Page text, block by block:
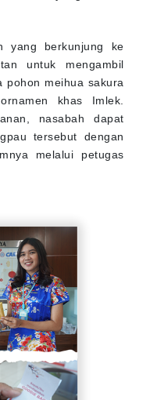
yang berkunjung ke
untuk mengambil
pohon meihua sakura
khas Imlek.
nasabah dapat
tersebut dengan
melalui petugas